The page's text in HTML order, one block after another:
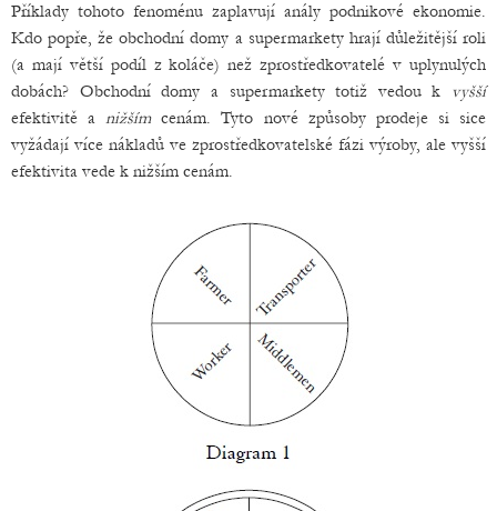
Příklady tohoto fenoménu zaplavují anály podnikové ekonomie.
Kdo popře, že obchodní domy a supermarkety hrají důležitější roli
(a mají větší podíl z koláče) než zprostředkovatelé v uplynulých
dobách? Obchodní domy a supermarkety totiž vedou k
vyšší
efektivitě anižšímcenám. Tyto nové způsoby prodeje si sice
vyžádají více nákladů ve zprostředkovatelské fázi výroby, ale vyšší
efektivita vede k nižším cenám.